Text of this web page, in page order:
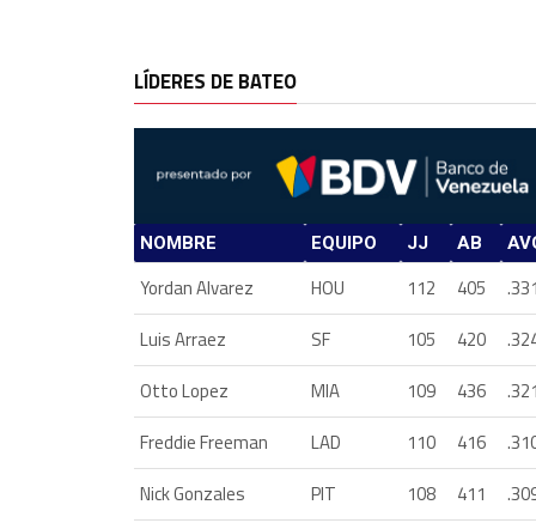
LÍDERES DE BATEO
NOMBRE EQUIPO JJ AB
Yordan Alvarez HOU 112 405
.331
Luis Arraez
SF 105 420
Otto Lopez
MIA 109 436
.321
Freddie Freeman
LAD 110 416
Nick Gonzales
PIT 108 411